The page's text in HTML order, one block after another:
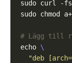
# Lägg till
echo
"deb [arch=